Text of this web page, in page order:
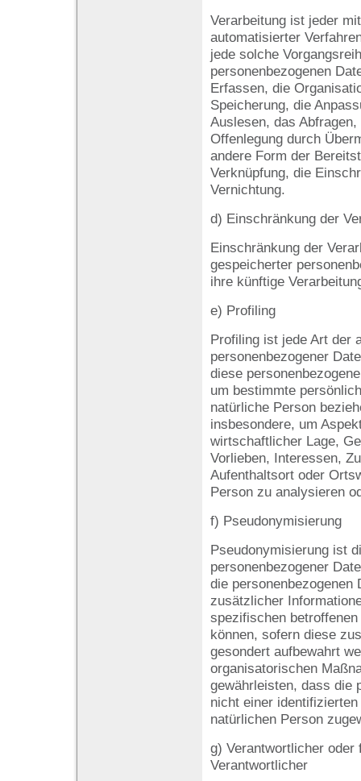
Verarbeitung ist jeder
automatisierter
jede solche
personenbezogenen
Erfassen, die
Speicherung, die
Auslesen, das
Offenlegung durch
andere Form der
Verknüpfung, die
Vernichtung.
d) Einschränkung der
Einschränkung der
gespeicherter
ihre künftige
e) Profiling
Profiling ist jede Art der
personenbezogener
diese
um bestimmte
natürliche Person
insbesondere, um
wirtschaftlicher Lage,
Vorlieben, Interessen,
Aufenthaltsort oder
Person zu analysieren
f) Pseudonymisierung
Pseudonymisierung ist
personenbezogener
die personenbezogenen
zusätzlicher
spezifischen
können, sofern diese
gesondert aufbewahrt
organisatorischen
gewährleisten, dass die
nicht einer
natürlichen Person
g) Verantwortlicher oder
Verantwortlicher